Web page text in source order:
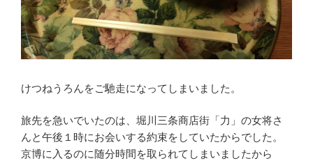
けつねうろんをご馳走になってしまいました。
旅先を急いでいたのは、堀川三条商店街「力」の女将さ
んと午後１時にお会いする約束をしていたからでした。
京博に入るのに随分時間を取られてしまいましたから